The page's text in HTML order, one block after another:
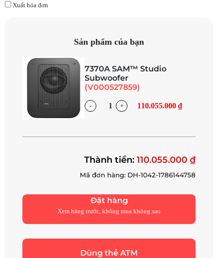
Xuất hóa đơn
Sản phẩm của bạn
7370A SAM™ Studio
Subwoofer
(V000527859)
110.055.000 ₫
Thành tiền: 110.055.000 ₫
Mã đơn hàng: DH-1042-1786144758
Đặt hàng
Xem hàng trước, không mua không sao
Dùng thẻ ATM